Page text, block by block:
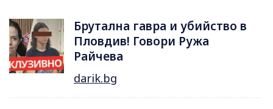
Брутална гавра и убийство в
Пловдив! Говори Ружа
Райчева
darik.bg